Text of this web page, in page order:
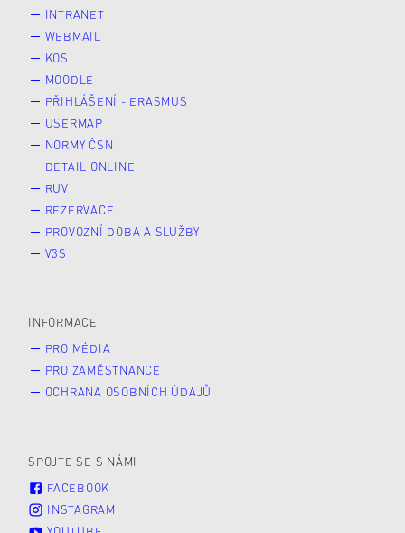
INTRANET
WEBMAIL
KOS
MOODLE
PŘIHLÁŠENÍ - ERASMUS
USERMAP
NORMY ČSN
DETAIL ONLINE
RUV
REZERVACE
PROVOZNÍ DOBA A SLUŽBY
V3S
INFORMACE
PRO MÉDIA
PRO ZAMĚSTNANCE
OCHRANA OSOBNÍCH ÚDAJŮ
SPOJTE SE S NÁMI
FACEBOOK
INSTAGRAM